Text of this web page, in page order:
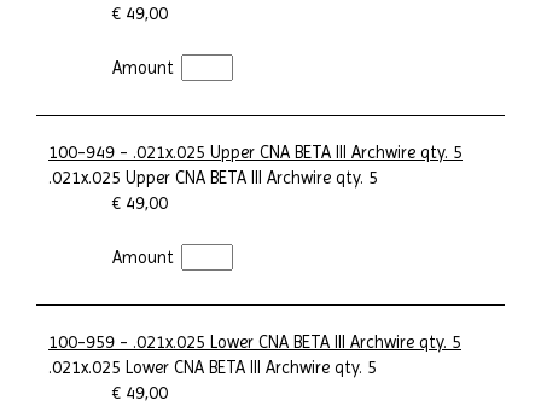
€ 49,00
Amount
100-949 - .021x.025 Upper CNA BETA III Archwire qty. 5
.021x.025 Upper CNA BETA III Archwire qty. 5
€ 49,00
Amount
100-959 - .021x.025 Lower CNA BETA III Archwire qty. 5
.021x.025 Lower CNA BETA III Archwire qty. 5
€ 49,00